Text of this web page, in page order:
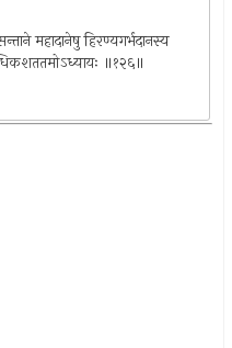
महादानेषु हिरण्यगर्भदानस्य
॥१२६॥